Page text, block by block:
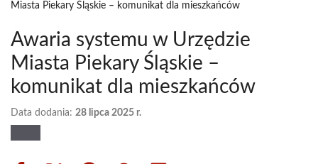
Miasta Piekary Śląskie – komunikat dla mieszkańców
Awaria systemu w Urzędzie
Miasta Piekary Śląskie –
komunikat dla mieszkańców
Data dodania: 28 lipca 2025 r.